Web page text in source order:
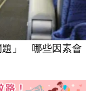
題」 哪些因素會